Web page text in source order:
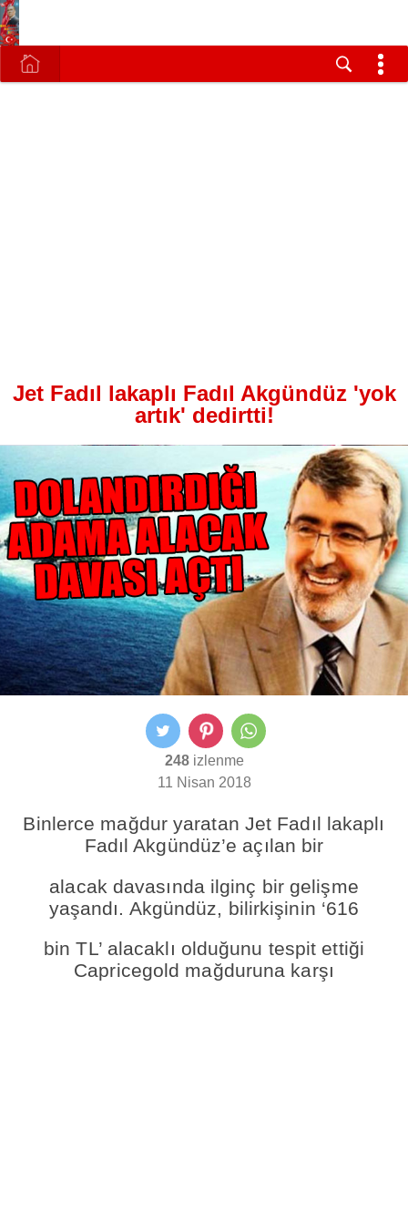
Jet Fadıl lakaplı Fadıl Akgündüz 'yok
artık' dedirtti!
248izlenme
11 Nisan 2018
Binlerce mağdur yaratan Jet Fadıl lakaplı
Fadıl Akgündüz’e açılan bir
alacak davasında ilginç bir gelişme
yaşandı. Akgündüz, bilirkişinin ‘616
bin TL’ alacaklı olduğunu tespit ettiği
Capricegold mağduruna karşı